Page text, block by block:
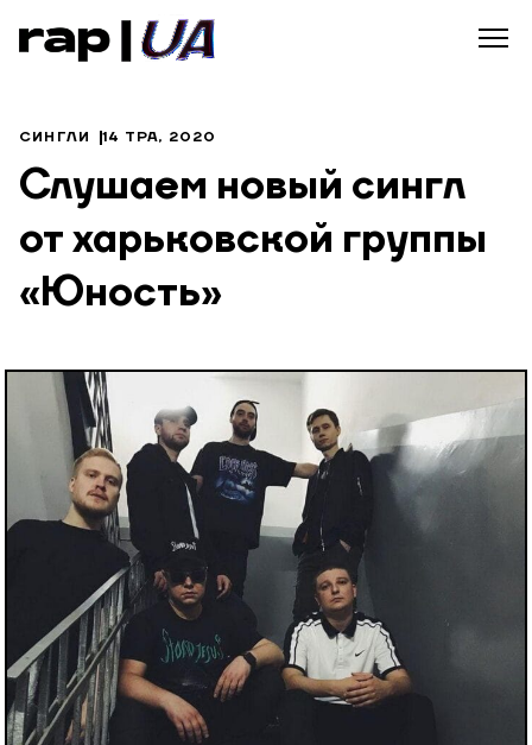
СИНГЛИ 14 ТРА, 2020
Слушаем новый сингл
от харьковской группы
«Юность»